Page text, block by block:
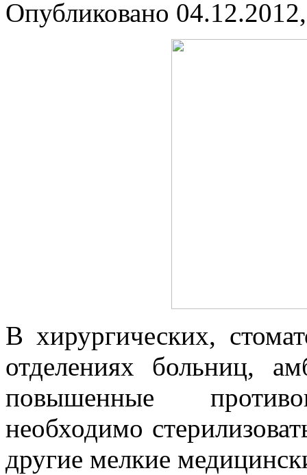
Опубликовано
В хирургических,
отделениях больниц,
повышенные
необходимо
другие мелкие